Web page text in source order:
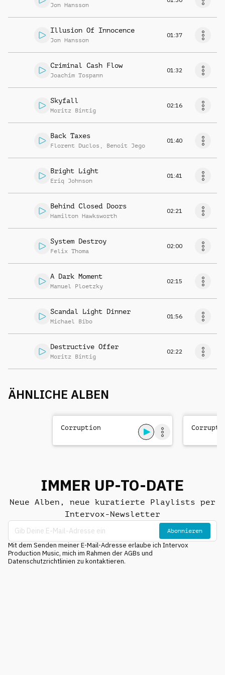
Jon Hansson
Illusion Of Innocence
Jon Hansson
01:37
Criminal Cash Flow
Joachim Tospann
01:32
Skyfall
Moritz Bintig
02:16
Back Taxes
Florent Duclos , Benoit Jego
01:40
Bright Light
Eriq Johnson
01:41
Behind Closed Doors
Hamilton Hawksworth
02:21
System Destroy
Felix Thoma
02:00
A Dark Moment
Manuel Ploetzky
02:15
Scandal Light Dinner
Michael Bibo
01:56
Destructive Offer
Moritz Bintig
02:22
ÄHNLICHE ALBEN
Corruption
IMMER UP-TO-DATE
Neue Alben, neue kuratierte Playlists per
Intervox-Newsletter
Abonnieren
Mit dem Senden meiner E-Mail-Adresse erlaube ich Intervox
Production Music, mich im Rahmen der AGBs und
Datenschutzrichtlinien zu kontaktieren.